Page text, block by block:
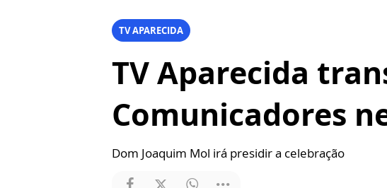
TV APARECIDA
TV Aparecida
Comunicadores
Dom Joaquim Mol irá presidir a celebração